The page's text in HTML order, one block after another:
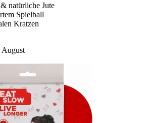
natürliche Jute
Spielball
Kratzen
August